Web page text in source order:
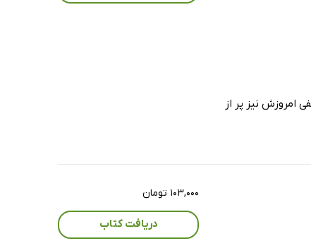
امروزش نیز پر از
۱۰۳,۰۰۰ تومان
دریافت کتاب